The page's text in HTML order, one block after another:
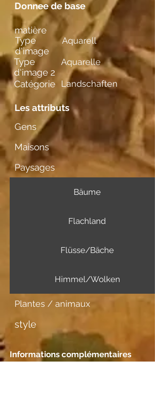
Donnee de base
Type
d'image
Aquarell
Type
d'image 2
Aquarelle
Catégorie Landschaften
Les attributs
Gens
Maisons
Paysages
Bäume
Flachland
Flüsse/Bäche
Himmel/Wolken
Plantes / animaux
style
Informations complémentaires
matière